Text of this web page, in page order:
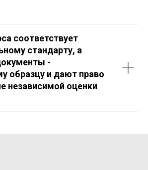
соответствует
стандарту, а
-
образцу и дают право
независимой оценки